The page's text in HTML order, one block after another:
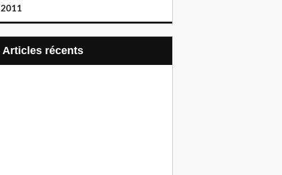
2011
articles récents